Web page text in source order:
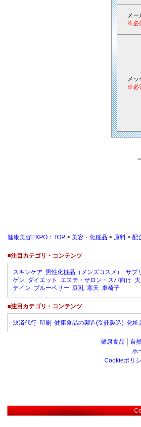
メー
※必
メッ
※必
健康美容EXPO：TOP > 美容・化粧品 > 原料 > 配
■注目カテゴリ・コンテンツ
スキンケア 男性化粧品（メンズコスメ） サプ
ゲン ダイエット エステ・サロン・スパ向け
テイン ブルーベリー 豆乳 寒天 車椅子
■注目カテゴリ・コンテンツ
決済代行 印刷 健康食品の製造(受託製造) 化粧
健康食品 自
ホ
Cookieポリ